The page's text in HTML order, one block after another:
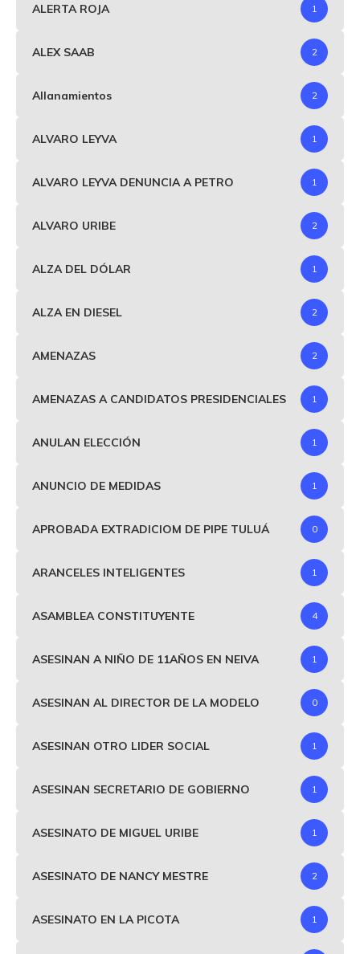
ALERTA ROJA 1
ALEX SAAB 2
Allanamientos 2
ALVARO LEYVA 1
ALVARO LEYVA DENUNCIA A PETRO 1
ALVARO URIBE 2
ALZA DEL DÓLAR 1
ALZA EN DIESEL 2
AMENAZAS 2
AMENAZAS A CANDIDATOS PRESIDENCIALES 1
ANULAN ELECCIÓN 1
ANUNCIO DE MEDIDAS 1
APROBADA EXTRADICIOM DE PIPE TULUÁ 0
ARANCELES INTELIGENTES 1
ASAMBLEA CONSTITUYENTE 4
ASESINAN A NIÑO DE 11AÑOS EN NEIVA 1
ASESINAN AL DIRECTOR DE LA MODELO 0
ASESINAN OTRO LIDER SOCIAL 1
ASESINAN SECRETARIO DE GOBIERNO 1
ASESINATO DE MIGUEL URIBE 1
ASESINATO DE NANCY MESTRE 2
ASESINATO EN LA PICOTA 1